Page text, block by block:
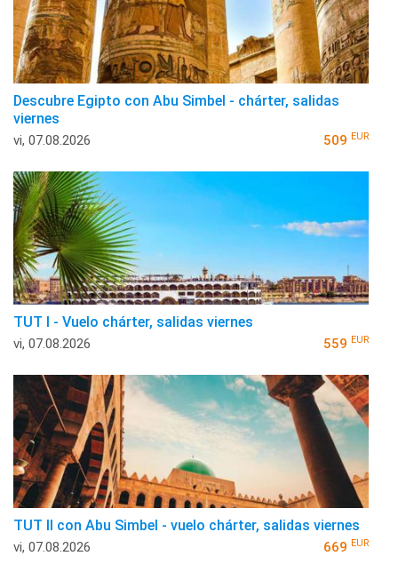
Descubre Egipto con Abu Simbel - chárter, salidas
viernes
vi, 07.08.2026 509 EUR
TUT I - Vuelo chárter, salidas viernes
vi, 07.08.2026 559 EUR
TUT II con Abu Simbel - vuelo chárter, salidas viernes
vi, 07.08.2026 669 EUR